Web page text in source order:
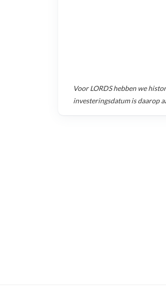
VoorLORDShebben we
investeringsdatum is daarop